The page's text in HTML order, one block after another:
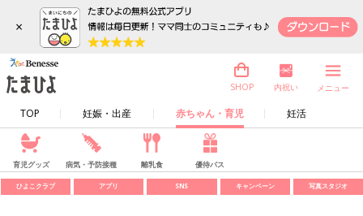
×
TOP 妊娠・出産 赤ちゃん・育児 妊活
SHOP 内祝い メニュー
育児グッズ 病気・予防接種 離乳食 優待パス
ひよこクラブ アプリ SNS キャンペーン 写真スタジオ